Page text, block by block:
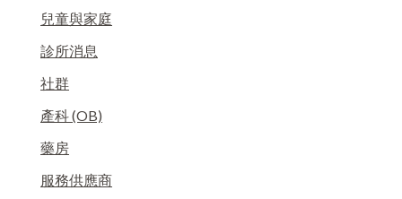
兒童與家庭
診所消息
社群
產科 (OB)
藥房
服務供應商